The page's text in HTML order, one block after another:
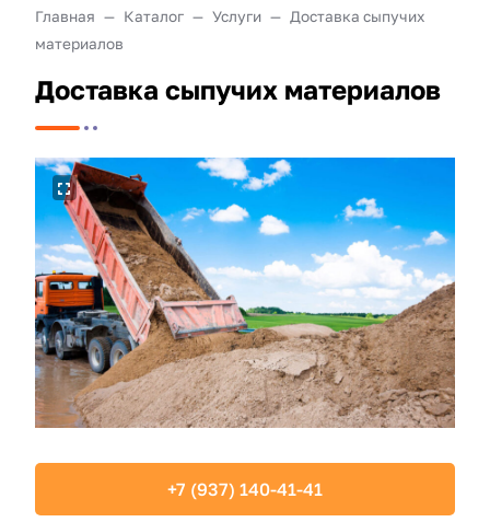
Главная Каталог Услуги
Доставка сыпучих
материалов
Доставка сыпучих материалов
+7 (937) 140-41-41